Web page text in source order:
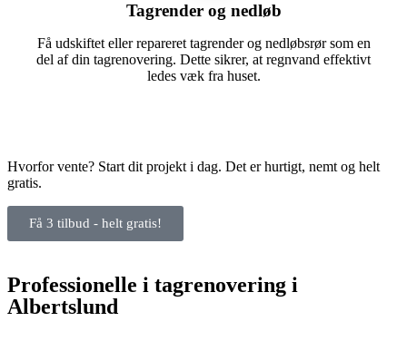
Tagrender og nedløb
Få udskiftet eller repareret tagrender og nedløbsrør som en
del af din tagrenovering. Dette sikrer, at regnvand effektivt
ledes væk fra huset.
Hvorfor vente? Start dit projekt i dag. Det er hurtigt, nemt og helt
gratis.
Få 3 tilbud - helt gratis!
Professionelle i tagrenovering i
Albertslund